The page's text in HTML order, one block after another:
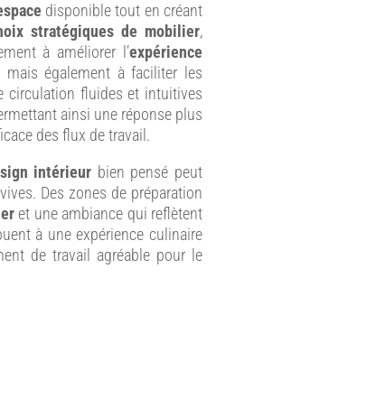
disponible tout en créant
stratégiques de mobilier,
à améliorer l’expérience
également à faciliter les
circulation fluides et intuitives
ainsi une réponse plus
des flux de travail.
intérieur bien pensé peut
Des zones de préparation
et une ambiance qui reflètent
à une expérience culinaire
de travail agréable pour le